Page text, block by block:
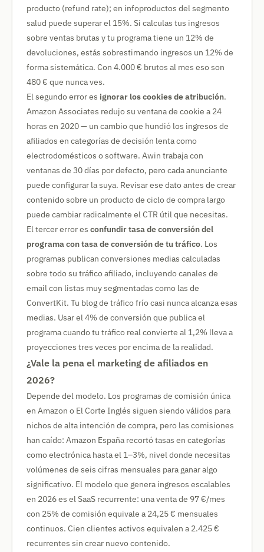
producto (refund rate); en infoproductos del segmento
salud puede superar el 15%. Si calculas tus ingresos
sobre ventas brutas y tu programa tiene un 12% de
devoluciones, estás sobrestimando ingresos un 12% de
forma sistemática. Con 4.000 € brutos al mes eso son
480 € que nunca ves.
El segundo error es ignorar los cookies de atribución.
Amazon Associates redujo su ventana de cookie a 24
horas en 2020 — un cambio que hundió los ingresos de
afiliados en categorías de decisión lenta como
electrodomésticos o software. Awin trabaja con
ventanas de 30 días por defecto, pero cada anunciante
puede configurar la suya. Revisar ese dato antes de crear
contenido sobre un producto de ciclo de compra largo
puede cambiar radicalmente el CTR útil que necesitas.
El tercer error es confundir tasa de conversión del
programa con tasa de conversión de tu tráfico. Los
programas publican conversiones medias calculadas
sobre todo su tráfico afiliado, incluyendo canales de
email con listas muy segmentadas como las de
ConvertKit. Tu blog de tráfico frío casi nunca alcanza esas
medias. Usar el 4% de conversión que publica el
programa cuando tu tráfico real convierte al 1,2% lleva a
proyecciones tres veces por encima de la realidad.
¿Vale la pena el marketing de afiliados en
2026?
Depende del modelo. Los programas de comisión única
en Amazon o El Corte Inglés siguen siendo válidos para
nichos de alta intención de compra, pero las comisiones
han caído: Amazon España recortó tasas en categorías
como electrónica hasta el 1–3%, nivel donde necesitas
volúmenes de seis cifras mensuales para ganar algo
significativo. El modelo que genera ingresos escalables
en 2026 es el SaaS recurrente: una venta de 97 €/mes
con 25% de comisión equivale a 24,25 € mensuales
continuos. Cien clientes activos equivalen a 2.425 €
recurrentes sin crear nuevo contenido.